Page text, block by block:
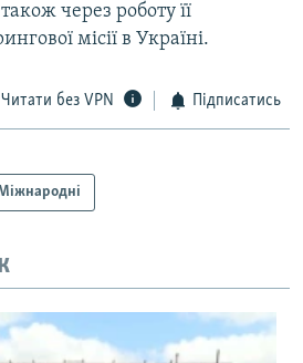
через роботу її
місії в Україні.
Читати без VPN Підписатись